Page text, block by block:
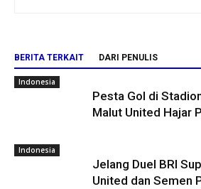
BERITA TERKAIT DARI PENULIS
Indonesia
Pesta Gol di
Malut United Hajar
Indonesia
Jelang Duel BRI
United dan Semen